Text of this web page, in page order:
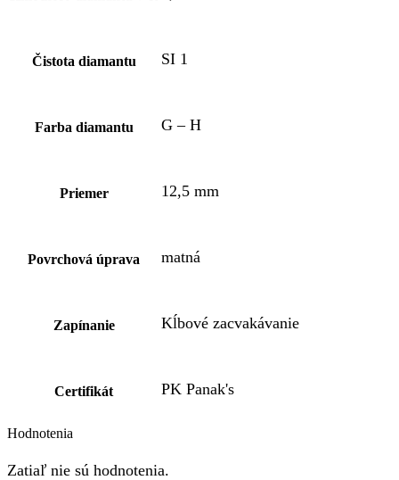
Čistota diamantu SI 1
Farba diamantu G – H
Priemer 12,5 mm
Povrchová úprava matná
Zapínanie Kĺbové zacvakávanie
Certifikát PK Panak's
Hodnotenia
Zatiaľ nie sú hodnotenia.